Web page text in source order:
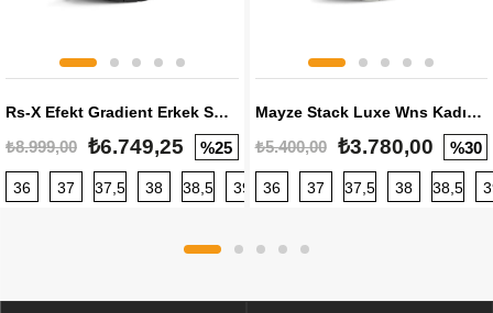
Rs-X Efekt Gradient Erkek Sneaker
₺8.999,00 ₺6.749,25 %25
36 37 37,5 38 38,5 39 40 40,5 41 42 42,5
Mayze Stack Luxe Wns Kadın Sneaker
₺5.400,00 ₺3.780,00 %30
36 37 37,5 38 38,5